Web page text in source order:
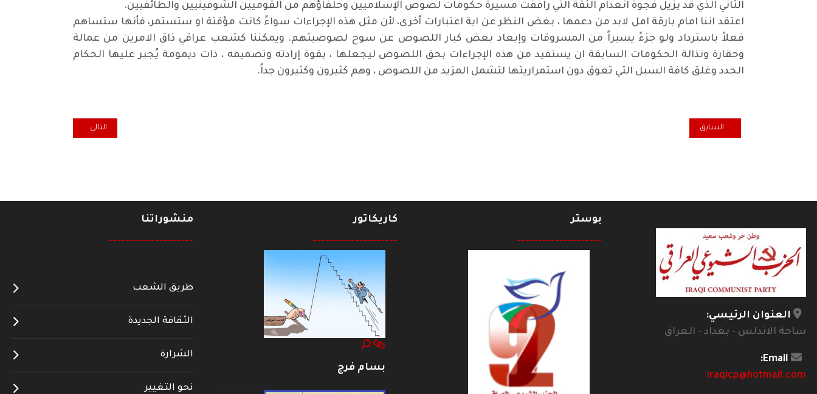
الثاني الذي قد يزيل فجوة انعدام الثقة التي رافقت مسيرة حكومات لصوص الإسلاميين وحلفاؤهم من القوميين الشوفينيين والطائفيين.
اعتقد اننا امام بارقة امل لابد من دعمها ، بغض النظر عن اية اعتبارات أخرى، لأن مثل هذه الإجراءات سواءً كانت مؤقتة او ستستمر، فأنها ستساهم
فعلاً باسترداد ولو جزءً يسيراً من المسروقات وإبعاد بعض كبار اللصوص عن سوح لصوصيتهم. ويمكننا كشعب عراقي ذاق الامرين من عمالة
وحقارة ونذالة الحكومات السابقة ان يستفيد من هذه الإجراءات بحق اللصوص ليجعلها ، بقوة إرادته وتصميمه ، ذات ديمومة يُجبر عليها الحكام
الجدد وغلق كافة السبل التي تعوق دون استمراريتها لتشمل المزيد من اللصوص ، وهم كثيرون وكثيرون جداً.
المقال السابق: صولة القضاء العراقي ...
السابق المقال التالي: إسرائيل تمارس
التالي
العنوان الرئيسي:
ساحة الاندلس - بغداد - العراق
Email:
iraqicp@hotmail.com
بوستر
--------------------
كاريكاتور
--------------------
بسام فرج
منشوراتنا
--------------------
طريق الشعب
الثقافة الجديدة
الشرارة
نحو التغيير